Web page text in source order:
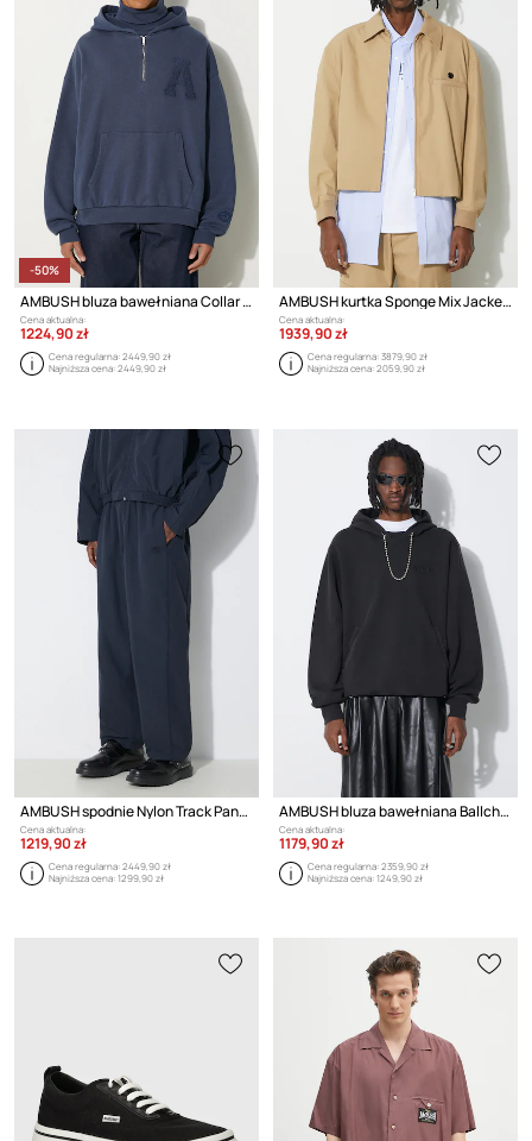
-50%
AMBUSH bluza bawełniana Collar Rib Sweatshirt Insignia
Cena aktualna:
1224,90 zł
Cena regularna:2449,90 zł
Najniższa cena:2449,90 zł
AMBUSH kurtka Sponge Mix Jacket
Cena aktualna:
1939,90 zł
Cena regularna:3879,90 zł
Najniższa cena:2059,90 zł
AMBUSH spodnie Nylon Track Pants
Cena aktualna:
1219,90 zł
Cena regularna:2449,90 zł
Najniższa cena:1299,90 zł
AMBUSH bluza bawełniana Ballchain
Cena aktualna:
1179,90 zł
Cena regularna:2359,90 zł
Najniższa cena:1249,90 zł